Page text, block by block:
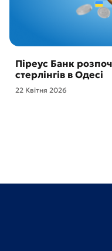
Піреус Банк
стерлінгів в Одесі
22 Квітня 2026